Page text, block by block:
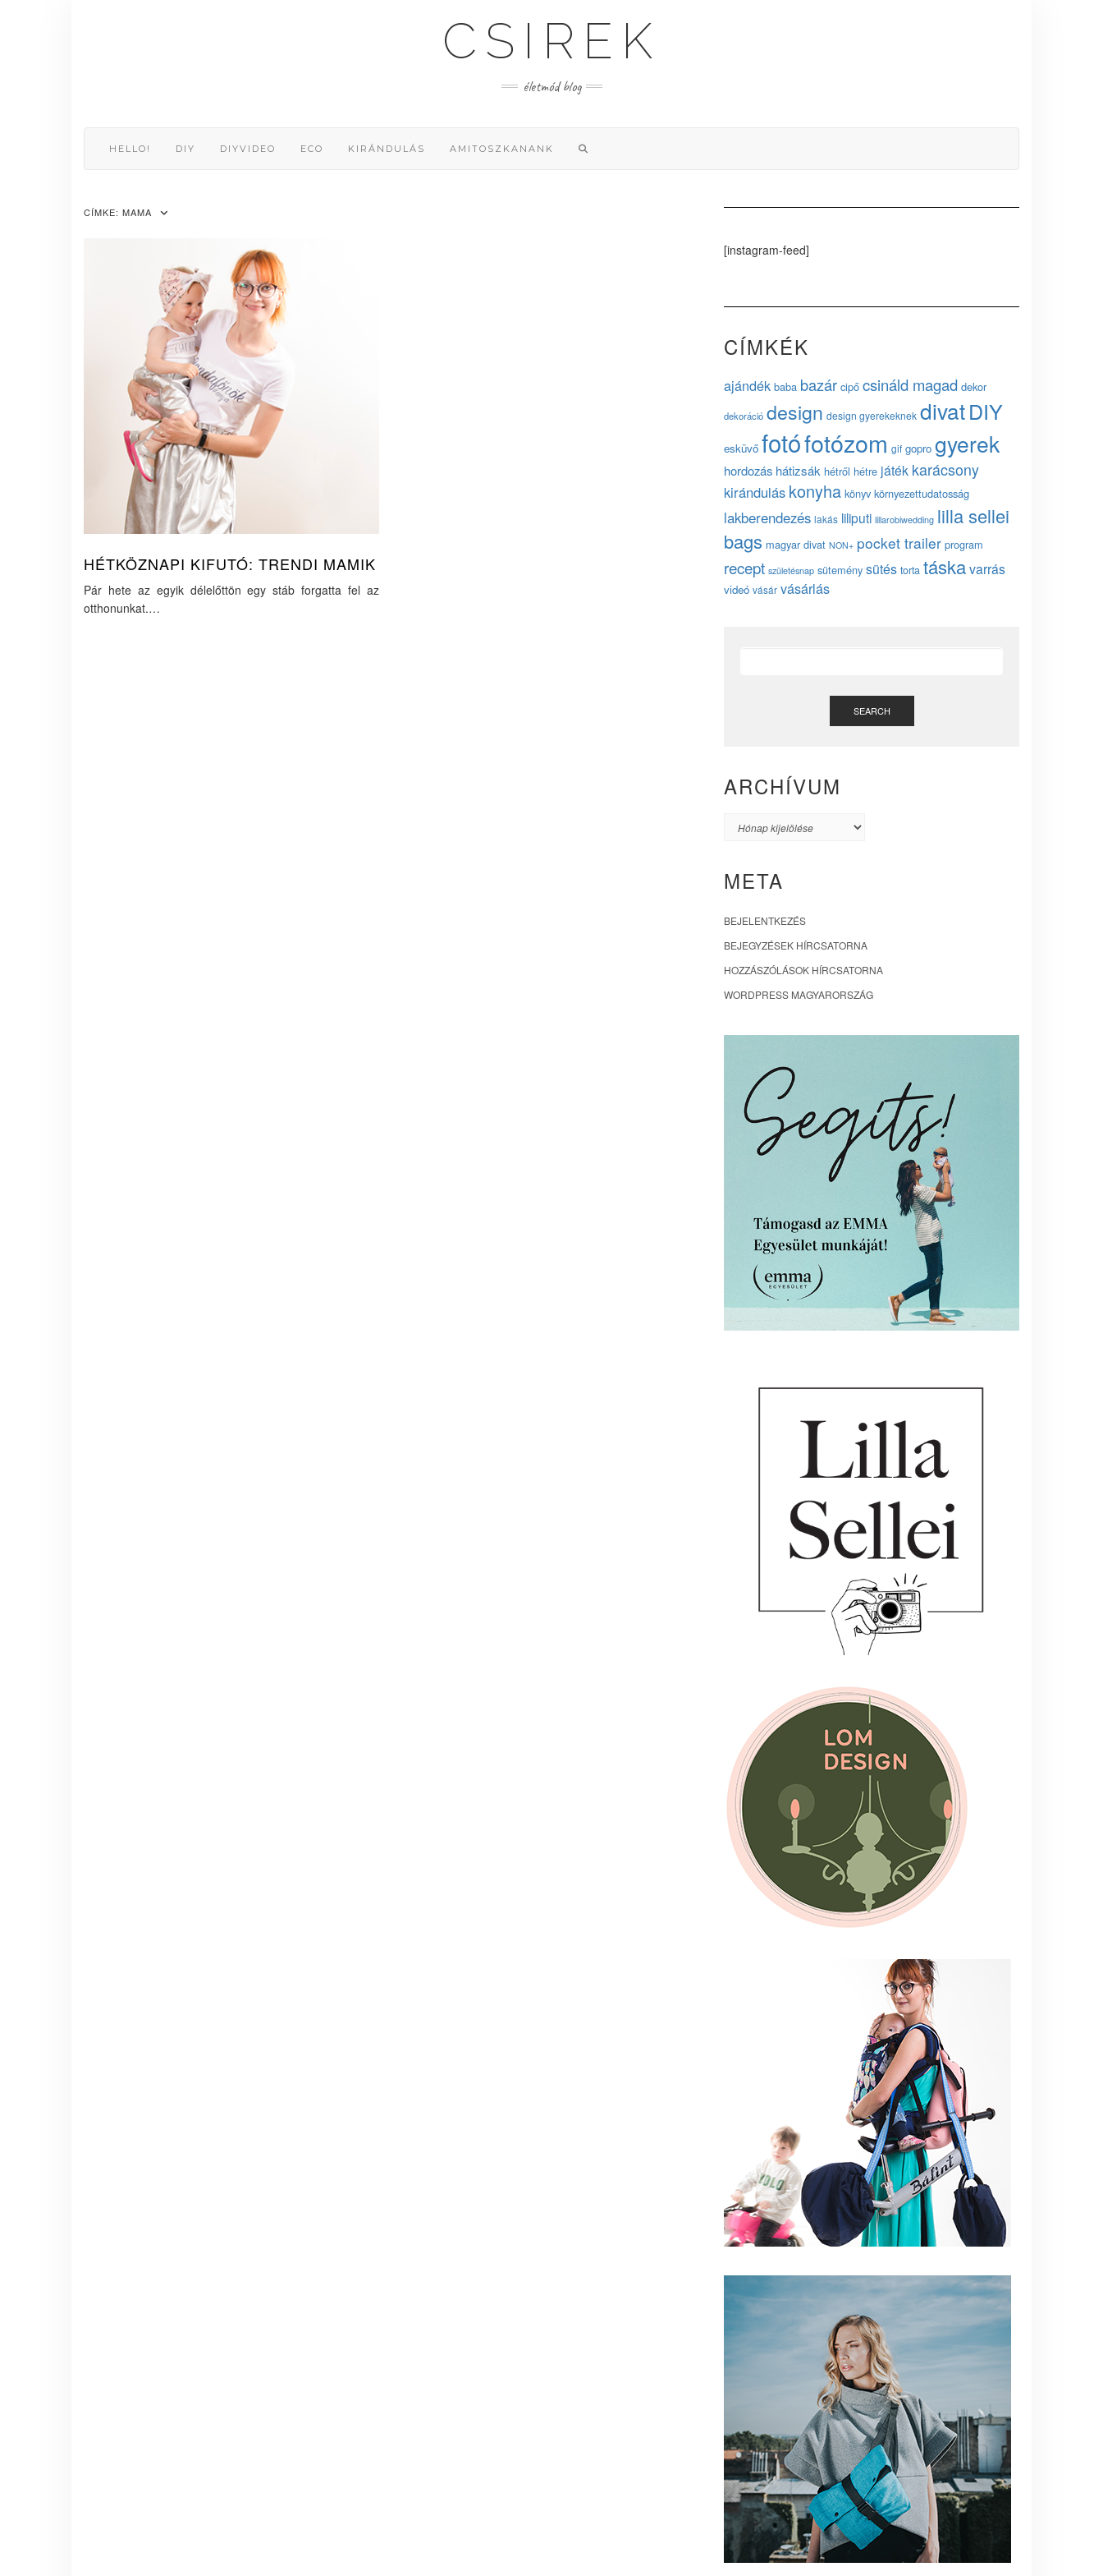
CSIREK
életmód blog
HELLO! DIY DIYVIDEO ECO KIRÁNDULÁS AMITOSZKANANK
CÍMKE: MAMA
HÉTKÖZNAPI KIFUTÓ: TRENDI MAMIK
Pár hete az egyik délelőttön egy stáb forgatta fel az
otthonunkat.…
[instagram-feed]
CÍMKÉK
ajándék baba bazár cipő csináld magad dekor
dekoráció design design gyerekeknek divatDIY
esküvő fotófotózom gif gopro gyerek
hordozás hátizsák hétről hétre játék karácsony
kirándulás konyha könyv környezettudatosság
lakberendezés lakás liliputi lillarobiwedding lilla sellei
bags magyar divat NON+ pocket trailer program
recept születésnap sütemény sütés torta táskavarrás
videó vásár vásárlás
SEARCH
ARCHÍVUM
Archívum
META
BEJELENTKEZÉS
BEJEGYZÉSEK HÍRCSATORNA
HOZZÁSZÓLÁSOK HÍRCSATORNA
WORDPRESS MAGYARORSZÁG